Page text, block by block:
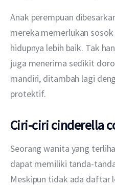
Anak perempuan
mereka memerlukan
hidupnya lebih baik. Tak
juga menerima sedikit
mandiri, ditambah lagi
protektif.
Ciri-ciri cinderella
Seorang wanita yang
dapat memiliki tanda-
Meskipun tidak ada daftar